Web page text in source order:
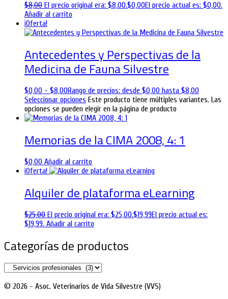
$8,00 El precio original era: $8,00.$0,00El precio actual es: $0,00.
Añadir al carrito
¡Oferta!
Antecedentes y Perspectivas de la
Medicina de Fauna Silvestre
$0,00 - $8,00Rango de precios: desde $0,00 hasta $8,00
Seleccionar opciones Este producto tiene múltiples variantes. Las
opciones se pueden elegir en la página de producto
Memorias de la CIMA 2008, 4: 1
$0,00 Añadir al carrito
¡Oferta!
Alquiler de plataforma eLearning
$25,00 El precio original era: $25,00.$19,99El precio actual es:
$19,99. Añadir al carrito
Categorías de productos
© 2026 - Asoc. Veterinarios de Vida Silvestre (VVS)